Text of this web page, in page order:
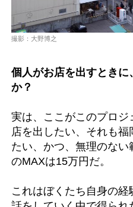
撮影：大野博之
個人がお店を出すときに
か？
実は、ここがこのプロジ
店を出したい、それも
たい、かつ、無理のな
のMAXは15万円だ。
これはぼくたち自身の